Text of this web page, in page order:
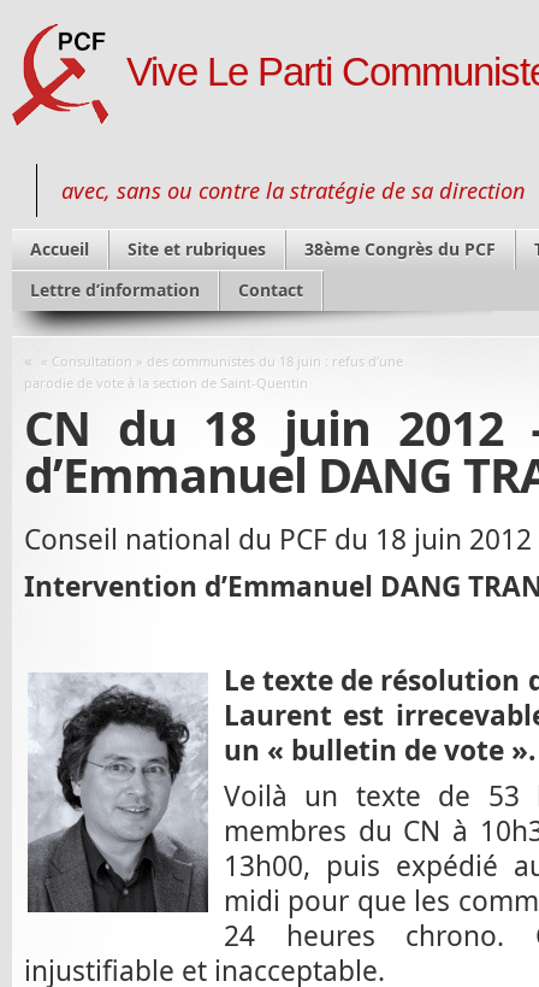
Vive Le Parti
avec, sans ou contre la stratégie de sa direction
Accueil Site et rubriques 38ème Congrès du PCF
Lettre d’information
Contact
« « Consultation » des communistes du 18 juin : refus d’une
parodie de vote à la section de Saint-Quentin
CN du 18 juin 2012
d’Emmanuel DANG
Conseil national du PCF du 18 juin 2012
Intervention d’Emmanuel DANG
Le texte de résolution
Laurent est
un « bulletin de vote ».
Voilà un texte de 53
membres du CN à
13h00, puis expédié
midi pour que les
24 heures chrono.
injustifiable et inacceptable.